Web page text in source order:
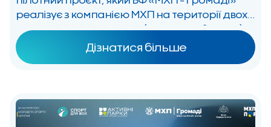
реалізує з компанією МХП на території двох
громад — Миронівської (Київська область)
та Канівської (Черкаська область). Метою
Конкурсу є сприяння розвитку людського
Дізнатися більше